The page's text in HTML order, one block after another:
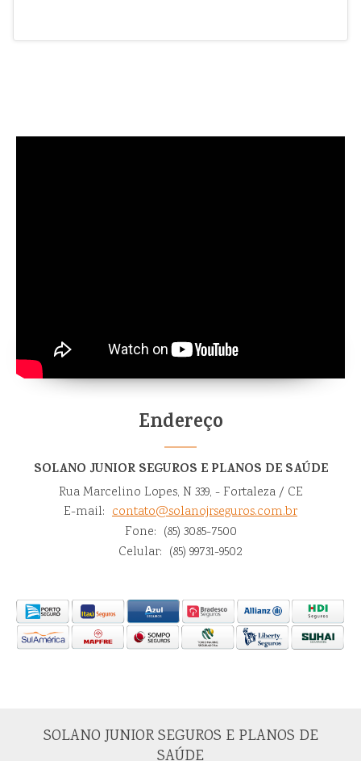
Endereço
SOLANO JUNIOR SEGUROS E PLANOS DE SAÚDE
Rua Marcelino Lopes, N 339, - Fortaleza / CE
E-mail: contato@solanojrseguros.com.br
Fone: (85) 3085-7500
Celular: (85) 99731-9502
SOLANO JUNIOR SEGUROS E PLANOS DE